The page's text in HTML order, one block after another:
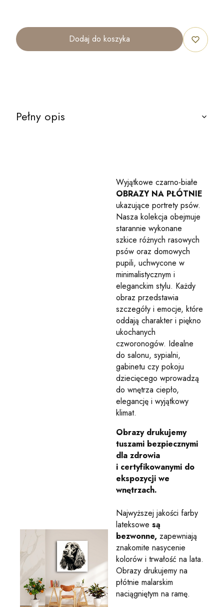
Dodaj do koszyka
Pełny opis
Wyjątkowe czarno-białe
OBRAZY NA PŁÓTNIE
ukazujące portrety psów.
Nasza kolekcja obejmuje
starannie wykonane
szkice różnych rasowych
psów oraz domowych
pupili, uchwycone w
minimalistycznym i
eleganckim stylu. Każdy
obraz przedstawia
szczegóły i emocje, które
oddają charakter i piękno
ukochanych
czworonogów. Idealne
do salonu, sypialni,
gabinetu czy pokoju
dziecięcego wprowadzą
do wnętrza ciepło,
elegancję i wyjątkowy
klimat.
Obrazy drukujemy
tuszami bezpiecznymi
dla zdrowia
i certyfikowanymi do
ekspozycji we
wnętrzach.
Najwyższej jakości farby
lateksowe są
bezwonne, zapewniają
znakomite nasycenie
kolorów i trwałość na lata.
Obrazy drukujemy na
płótnie malarskim
naciągniętym na ramę.